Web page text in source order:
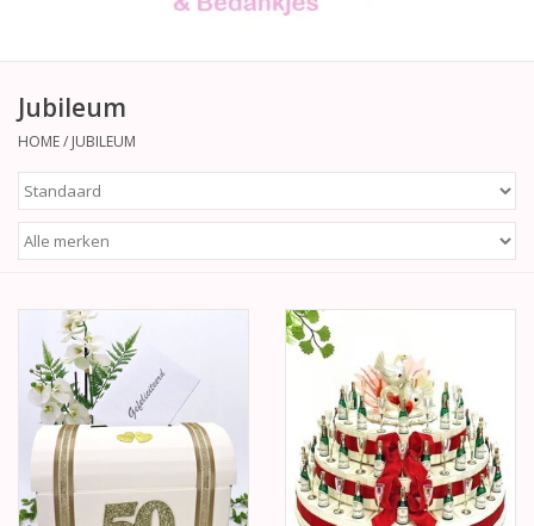
Huwelijksreceptie
Disney Huwelijk
Jubileum
Geboorte, Doop en
Communie
SALE
Jubileum
HOME/ JUBILEUM